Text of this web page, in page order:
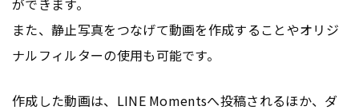
ができます。
また、静止写真をつなげて動画を作成することやオリジ
ナルフィルターの使用も可能です。
作成した動画は、LINE Momentsへ投稿されるほか、ダ